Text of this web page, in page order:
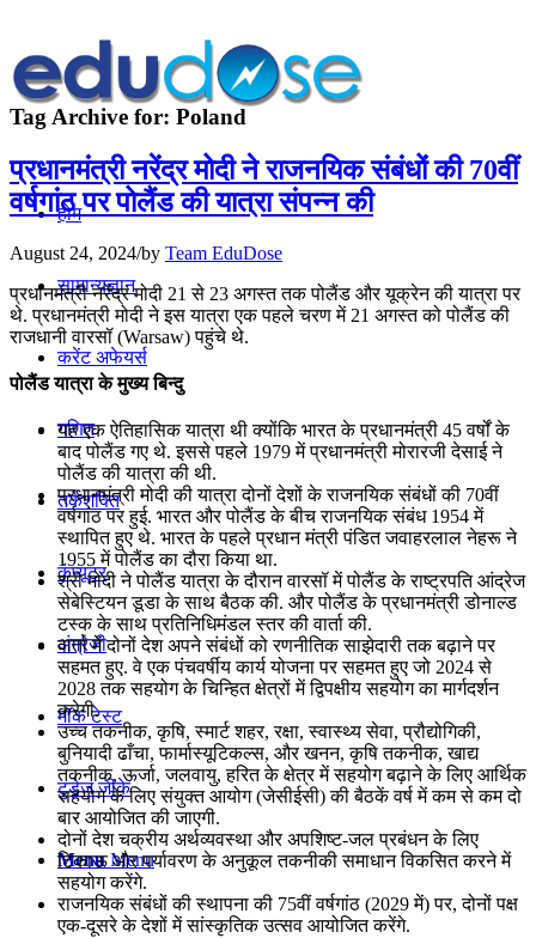
होम
सामान्यज्ञान
करेंट अफेयर्स
गणित
तर्कशक्ति
कंप्यूटर
अंग्रेजी
मॉक टेस्ट
टुडेज जीके
Menu Menu
Tag Archive for: Poland
प्रधानमंत्री नरेंद्र मोदी ने राजनयिक संबंधों की 70वीं
वर्षगांठ पर पोलैंड की यात्रा संपन्न की
August 24, 2024/by Team EduDose
प्रधानमंत्री नरेंद्र मोदी 21 से 23 अगस्त तक पोलैंड और यूक्रेन की यात्रा पर
थे. प्रधानमंत्री मोदी ने इस यात्रा एक पहले चरण में 21 अगस्त को पोलैंड की
राजधानी वारसॉ (Warsaw) पहुंचे थे.
पोलैंड यात्रा के मुख्य बिन्दु
यह एक ऐतिहासिक यात्रा थी क्योंकि भारत के प्रधानमंत्री 45 वर्षों के
बाद पोलैंड गए थे. इससे पहले 1979 में प्रधानमंत्री मोरारजी देसाई ने
पोलैंड की यात्रा की थी.
प्रधानमंत्री मोदी की यात्रा दोनों देशों के राजनयिक संबंधों की 70वीं
वर्षगांठ पर हुई. भारत और पोलैंड के बीच राजनयिक संबंध 1954 में
स्थापित हुए थे. भारत के पहले प्रधान मंत्री पंडित जवाहरलाल नेहरू ने
1955 में पोलैंड का दौरा किया था.
श्री मोदी ने पोलैंड यात्रा के दौरान वारसॉ में पोलैंड के राष्ट्रपति आंद्रेज
सेबेस्टियन डूडा के साथ बैठक की. और पोलैंड के प्रधानमंत्री डोनाल्ड
टस्क के साथ प्रतिनिधिमंडल स्तर की वार्ता की.
वार्ता में दोनों देश अपने संबंधों को रणनीतिक साझेदारी तक बढ़ाने पर
सहमत हुए. वे एक पंचवर्षीय कार्य योजना पर सहमत हुए जो 2024 से
2028 तक सहयोग के चिन्हित क्षेत्रों में द्विपक्षीय सहयोग का मार्गदर्शन
करेगी.
उच्च तकनीक, कृषि, स्मार्ट शहर, रक्षा, स्वास्थ्य सेवा, प्रौद्योगिकी,
बुनियादी ढाँचा, फार्मास्यूटिकल्स, और खनन, कृषि तकनीक, खाद्य
तकनीक, ऊर्जा, जलवायु, हरित के क्षेत्र में सहयोग बढ़ाने के लिए आर्थिक
सहयोग के लिए संयुक्त आयोग (जेसीईसी) की बैठकें वर्ष में कम से कम दो
बार आयोजित की जाएगी.
दोनों देश चक्रीय अर्थव्यवस्था और अपशिष्ट-जल प्रबंधन के लिए
टिकाऊ और पर्यावरण के अनुकूल तकनीकी समाधान विकसित करने में
सहयोग करेंगे.
राजनयिक संबंधों की स्थापना की 75वीं वर्षगांठ (2029 में) पर, दोनों पक्ष
एक-दूसरे के देशों में सांस्कृतिक उत्सव आयोजित करेंगे.